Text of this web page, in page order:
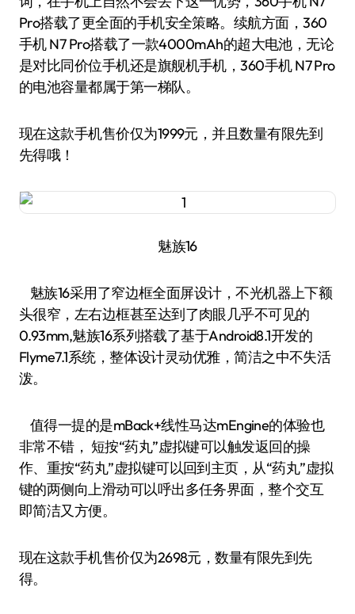
Pro搭载了更全面的手机安全策略。续航方面，360
手机 N7 Pro搭载了一款4000mAh的超大电池，无论
是对比同价位手机还是旗舰机手机，360手机 N7 Pro
的电池容量都属于第一梯队。
现在这款手机售价仅为1999元，并且数量有限先到
先得哦！
魅族16
魅族16采用了窄边框全面屏设计，不光机器上下额
头很窄，左右边框甚至达到了肉眼几乎不可见的
0.93mm,魅族16系列搭载了基于Android8.1开发的
Flyme7.1系统，整体设计灵动优雅，简洁之中不失活
泼。
值得一提的是mBack+线性马达mEngine的体验也
非常不错， 短按“药丸”虚拟键可以触发返回的操
作、重按“药丸”虚拟键可以回到主页，从“药丸”虚拟
键的两侧向上滑动可以呼出多任务界面，整个交互
即简洁又方便。
现在这款手机售价仅为2698元，数量有限先到先
得。